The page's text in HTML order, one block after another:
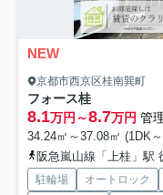
NEW
京都市西京区桂南巽町
フォース桂
8.1万円～8.7万円 管
34.24㎡～37.08㎡ (1DK
阪急嵐山線「上桂」駅
駐輪場 オートロック